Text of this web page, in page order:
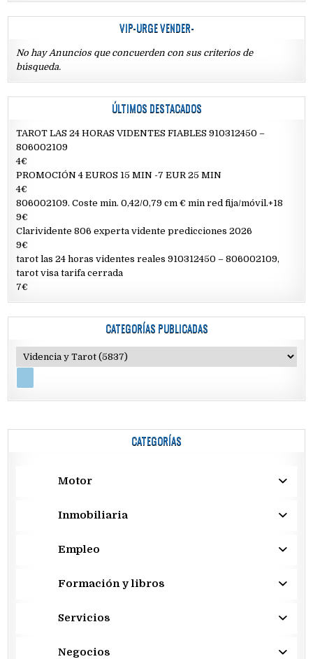
VIP-URGE VENDER-
No hay Anuncios que concuerden con sus criterios de
búsqueda.
ÚLTIMOS DESTACADOS
TAROT LAS 24 HORAS VIDENTES FIABLES 910312450 –
806002109
4€
PROMOCIÓN 4 EUROS 15 MIN -7 EUR 25 MIN
4€
806002109. Coste min. 0,42/0,79 cm € min red fija/móvil.+18
9€
Clarividente 806 experta vidente predicciones 2026
9€
tarot las 24 horas videntes reales 910312450 – 806002109,
tarot visa tarifa cerrada
7€
CATEGORÍAS PUBLICADAS
CATEGORÍAS
Motor
Inmobiliaria
Empleo
Formación y libros
Servicios
Negocios